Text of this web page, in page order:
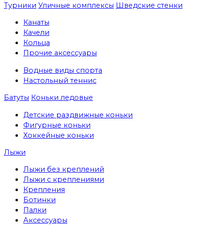
Турники Уличные комплексы Шведские стенки
Канаты
Качели
Кольца
Прочие аксессуары
Водные виды спорта
Настольный теннис
Батуты Коньки ледовые
Детские раздвижные коньки
Фигурные коньки
Хоккейные коньки
Лыжи
Лыжи без креплений
Лыжи с креплениями
Крепления
Ботинки
Палки
Аксессуары